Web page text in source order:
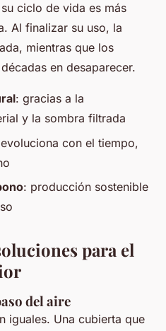
ciclo de vida es más
Al finalizar su uso, la
mientras que los
en desaparecer.
: gracias a la
y la sombra filtrada
con el tiempo,
: producción sostenible
para el
del aire
iguales. Una cubierta que